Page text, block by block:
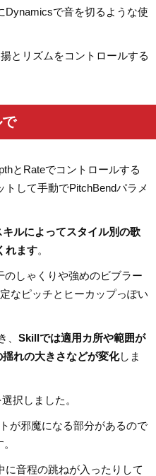
Dynamicsで音を切るような使
とリズムをコントロールする
とRateでコントロールする
して手動でPitchBendパラメ
キルによってスタイル別の歌
れます。
のしゃくりや強めのビブラー
なピッチとヒーカップっぽい
、 Skillでは適用カ所や範囲が
れの大きさなどが変化しま
択しました。
が邪魔になる部分があるので
音程の跳ねが入ったりして